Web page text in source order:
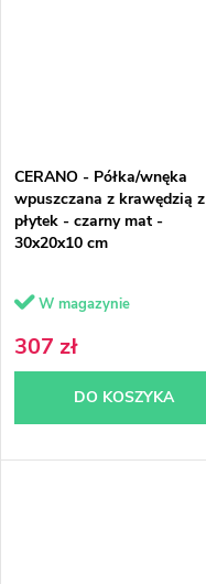
CERANO - Półka/wnęka
wpuszczana z krawędzią z
płytek - czarny mat -
30x20x10 cm
W magazynie
307 zł
DO KOSZYKA